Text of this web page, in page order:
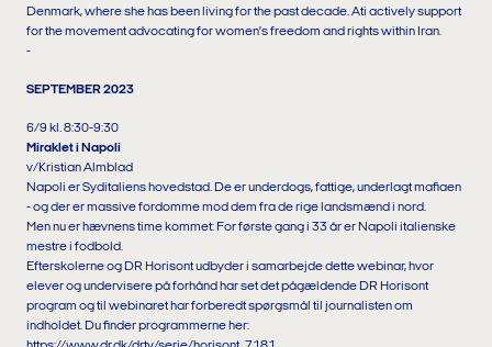
Denmark, where she has been living for the past decade. Ati actively support
for the movement advocating for women's freedom and rights within Iran.
-
SEPTEMBER 2023
6/9 kl. 8:30-9:30
Miraklet i Napoli
v/Kristian Almblad
Napoli er Syditaliens hovedstad. De er underdogs, fattige, underlagt mafiaen
- og der er massive fordomme mod dem fra de rige landsmænd i nord.
Men nu er hævnens time kommet: For første gang i 33 år er Napoli italienske
mestre i fodbold.
Efterskolerne og DR Horisont udbyder i samarbejde dette webinar, hvor
elever og undervisere på forhånd har set det pågældende DR Horisont
program og til webinaret har forberedt spørgsmål til journalisten om
indholdet. Du finder programmerne her: